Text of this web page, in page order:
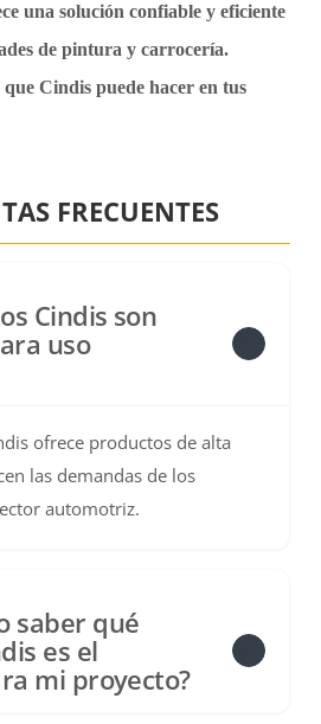
una solución confiable y eficiente
de pintura y carrocería.
Cindis puede hacer en tus
FRECUENTES
Cindis son
uso
ofrece productos de alta
las demandas de los
automotriz.
saber qué
es el
mi proyecto?